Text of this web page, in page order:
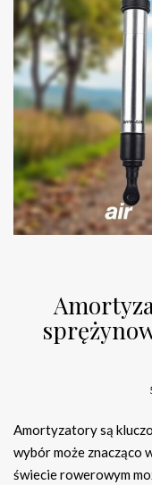
Amortyzatory są
wybór może znacząco
świecie rowerowym